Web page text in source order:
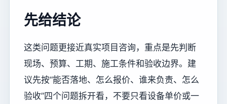
先给结论
这类问题更接近真实项目咨询，重点是先判断
现场、预算、工期、施工条件和验收边界。建
议先按“能否落地、怎么报价、谁来负责、怎么
验收”四个问题拆开看，不要只看设备单价或一